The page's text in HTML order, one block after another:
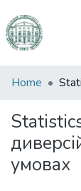
Communities
Collections
All of DSpace
Home
умовах